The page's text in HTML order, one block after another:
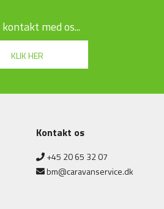
med os...
KLIK HER
bunden af siden.
Kontakt os
+45 20 65 32 07
bm@caravanservice.dk